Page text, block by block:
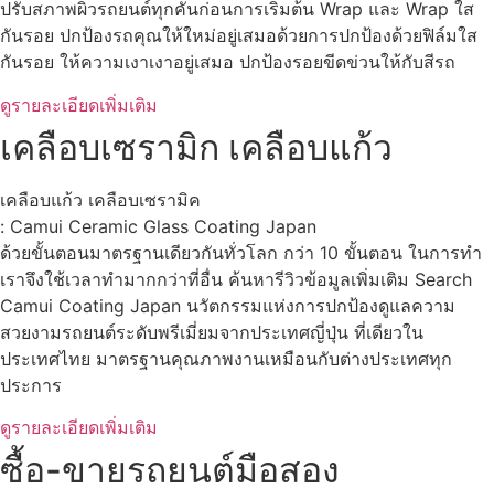
ปรับสภาพผิวรถยนต์ทุกคันก่อนการเริ่มต้น Wrap และ Wrap ใส
กันรอย ปกป้องรถคุณให้ใหม่อยู่เสมอด้วยการปกป้องด้วยฟิล์มใส
กันรอย ให้ความเงาเงาอยู่เสมอ ปกป้องรอยขีดข่วนให้กับสีรถ
ดูรายละเอียดเพิ่มเติม
เคลือบเซรามิก เคลือบแก้ว
เคลือบแก้ว เคลือบเซรามิค
: Camui Ceramic Glass Coating Japan
ด้วยขั้นตอนมาตรฐานเดียวกันทั่วโลก กว่า 10 ขั้นตอน ในการทำ
เราจึงใช้เวลาทำมากกว่าที่อื่น ค้นหารีวิวข้อมูลเพิ่มเติม Search
Camui Coating Japan นวัตกรรมแห่งการปกป้องดูแลความ
สวยงามรถยนต์ระดับพรีเมี่ยมจากประเทศญี่ปุ่น ที่เดียวใน
ประเทศไทย มาตรฐานคุณภาพงานเหมือนกับต่างประเทศทุก
ประการ
ดูรายละเอียดเพิ่มเติม
ซื้อ-ขายรถยนต์มือสอง